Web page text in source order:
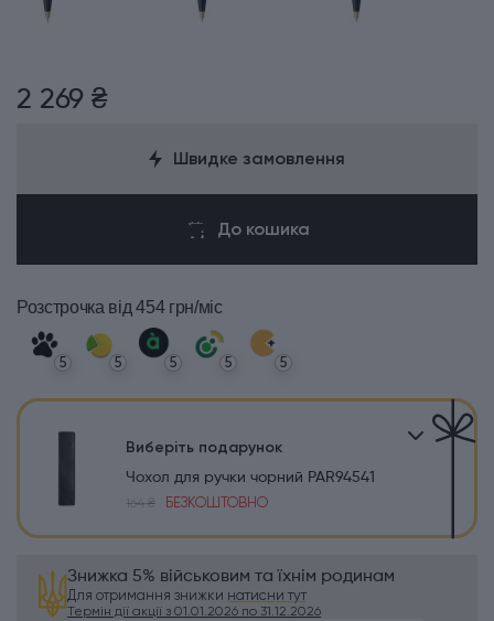
2 269 ₴
Швидке замовлення
До кошика
Розстрочка від 454 грн/міс
5 5 5 5 5
Виберіть подарунок
Чохол для ручки чорний PAR94541
164 ₴
БЕЗКОШТОВНО
Знижка 5% військовим та їхнім родинам
Для отримання знижки натисни тут
Термін дії акції з 01.01.2026 по 31.12.2026